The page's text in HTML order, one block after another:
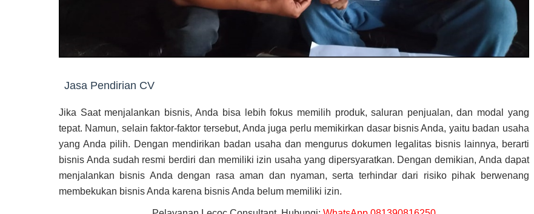
Jasa Pendirian CV
Jika Saat menjalankan bisnis, Anda bisa lebih fokus memilih produk, saluran penjualan, dan modal yang
tepat. Namun, selain faktor-faktor tersebut, Anda juga perlu memikirkan dasar bisnis Anda, yaitu badan usaha
yang Anda pilih. Dengan mendirikan badan usaha dan mengurus dokumen legalitas bisnis lainnya, berarti
bisnis Anda sudah resmi berdiri dan memiliki izin usaha yang dipersyaratkan. Dengan demikian, Anda dapat
menjalankan bisnis Anda dengan rasa aman dan nyaman, serta terhindar dari risiko pihak berwenang
membekukan bisnis Anda karena bisnis Anda belum memiliki izin.